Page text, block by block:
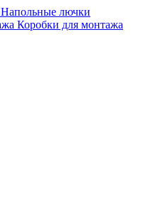
Напольные лючки
Коробки для монтажа